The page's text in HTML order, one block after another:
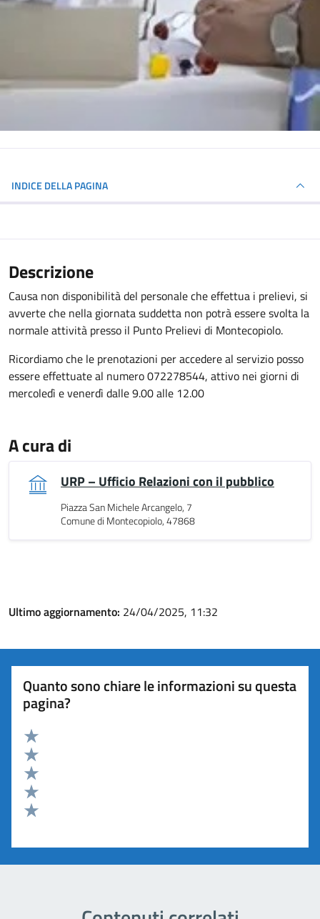
INDICE DELLA PAGINA
Descrizione
Causa non disponibilità del personale che effettua i prelievi, si
avverte che nella giornata suddetta non potrà essere svolta la
normale attività presso il Punto Prelievi di Montecopiolo.
Ricordiamo che le prenotazioni per accedere al servizio posso
essere effettuate al numero 072278544, attivo nei giorni di
mercoledì e venerdì dalle 9.00 alle 12.00
A cura di
URP – Ufficio Relazioni con il pubblico
Piazza San Michele Arcangelo, 7
Comune di Montecopiolo, 47868
Ultimo aggiornamento: 24/04/2025, 11:32
Quanto sono chiare le informazioni su questa
pagina?
Valuta 5 stelle su 5
Valuta 4 stelle su 5
Valuta 3 stelle su 5
Valuta 2 stelle su 5